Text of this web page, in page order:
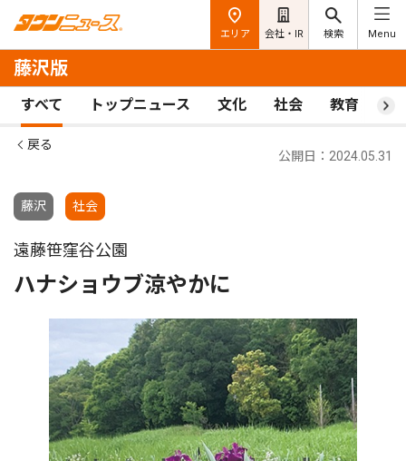
エリア 会社・IR 検索 Menu
藤沢版
すべて トップニュース 文化 社会 教育 ス
戻る
藤沢 社会
公開日：2024.05.31
遠藤笹窪谷公園
ハナショウブ涼やかに